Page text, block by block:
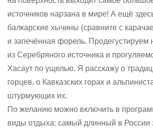
источников нарзана в мире! А ещё
балкарские хычины (сравните с
и запечённая форель. Продегустируем
из Серебряного источника и
Хасаут по ущелью. Я расскажу о
горцев, о Кавказских горах и
штурмующих их.
По желанию можно включить в
виды отдыха: самый длинный в России